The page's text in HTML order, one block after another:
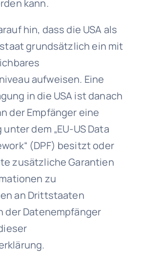
kann.
hin, dass die USA als
grundsätzlich ein mit
aufweisen. Eine
in die USA ist danach
der Empfänger eine
dem „EU-US Data
(DPF) besitzt oder
zusätzliche Garantien
zu
an Drittstaaten
der Datenempfänger